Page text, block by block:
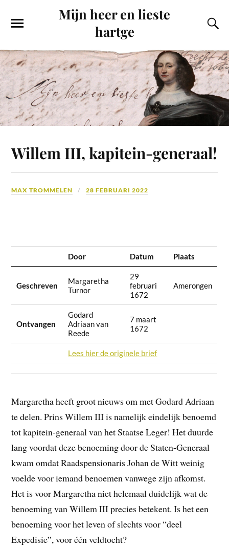
Mijn heer en lieste
hartge
Willem III, kapitein-generaal!
MAX TROMMELEN 28 FEBRUARI 2022
Door Datum Plaats
Geschreven
Margaretha
Turnor
29
februari
1672
Amerongen
Ontvangen
Godard
Adriaan van
Reede
7 maart
1672
Lees hier de originele brief
Margaretha heeft groot nieuws om met Godard Adriaan
te delen. Prins Willem III is namelijk eindelijk benoemd
tot kapitein-generaal van het Staatse Leger! Het duurde
lang voordat deze benoeming door de Staten-Generaal
kwam omdat Raadspensionaris Johan de Witt weinig
voelde voor iemand benoemen vanwege zijn afkomst.
Het is voor Margaretha niet helemaal duidelijk wat de
benoeming van Willem III precies betekent. Is het een
benoeming voor het leven of slechts voor “deel
Expedisie”, voor één veldtocht?